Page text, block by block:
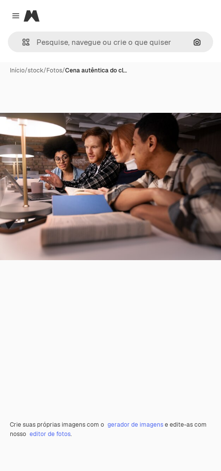
Close menu
Magnific
Início/stock/Fotos/Cena autêntica do cl…
Crie suas próprias imagens com o gerador de imagense edite-as com
nosso editor de fotos.